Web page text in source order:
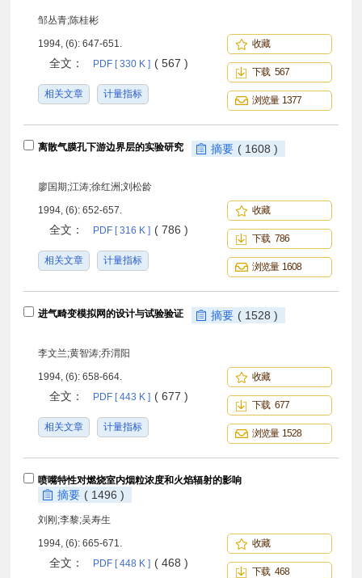
邹丛青;陈桂彬
1994, (6): 647-651.
全文： PDF [ 330 K ] ( 567 )
相关文章 计量指标
收藏
下载 567
浏览量 1377
离散气膜孔下游边界层的实验研究 摘要 ( 1608 )
廖国期;江涛;徐红洲;刘松龄
1994, (6): 652-657.
全文： PDF [ 316 K ] ( 786 )
相关文章 计量指标
收藏
下载 786
浏览量 1608
进气畸变模拟网的设计与试验验证 摘要 ( 1528 )
李文兰;黄智涛;乔渭阳
1994, (6): 658-664.
全文： PDF [ 443 K ] ( 677 )
相关文章 计量指标
收藏
下载 677
浏览量 1528
喷嘴特性对燃烧室内烟粒浓度和火焰辐射的影响
摘要 ( 1496 )
刘刚;李黎;吴寿生
1994, (6): 665-671.
全文： PDF [ 448 K ] ( 468 )
收藏
下载 468